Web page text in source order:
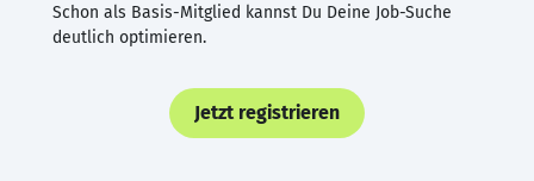
Schon als Basis-Mitglied kannst Du Deine Job-Suche
deutlich optimieren.
Jetzt registrieren